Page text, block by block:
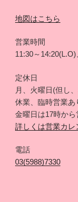
地図はこちら
営業時間
11:30～
定休日
月、火曜日(但し
休業、臨時営業あ
金曜日は17時から
詳しくは営業カレ
電話
03(5988)7330